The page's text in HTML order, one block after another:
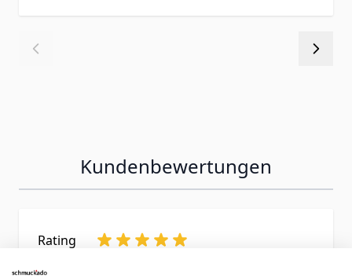
Kundenbewertungen
Rating
Tolle Ringe, schnelle Lieferung, sehr gute